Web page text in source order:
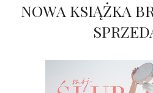
NOWA KSIĄŻKA